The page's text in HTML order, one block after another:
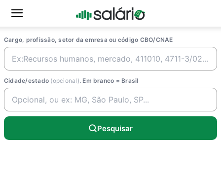
Cargo, profissão, setor da emresa ou código CBO/CNAE
Cidade/estado (opcional). Em branco = Brasil
Pesquisar